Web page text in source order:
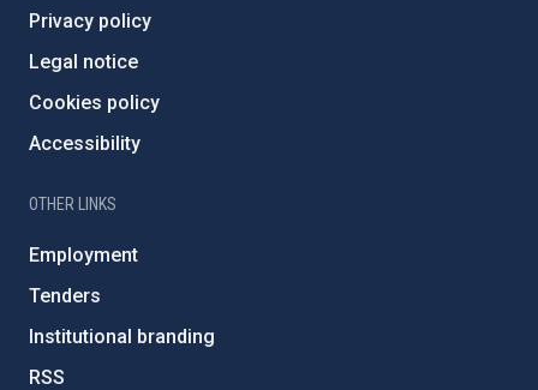
Privacy policy
Legal notice
Cookies policy
Accessibility
OTHER LINKS
Employment
Tenders
Institutional branding
RSS